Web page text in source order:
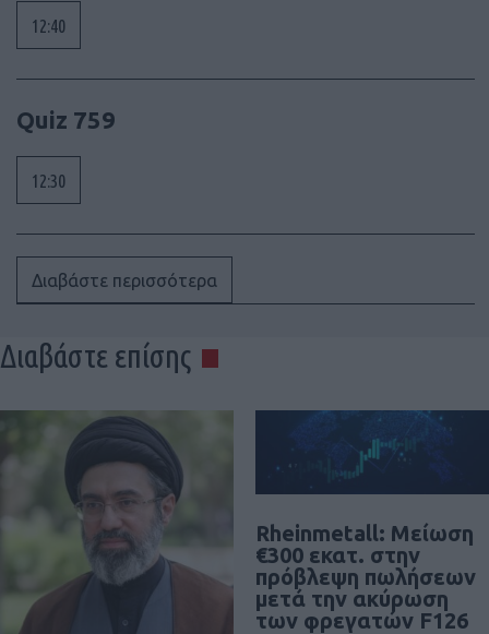
12:40
Quiz 759
12:30
Διαβάστε περισσότερα
Διαβάστε επίσης
Rheinmetall: Μείωση
€300 εκατ. στην
πρόβλεψη πωλήσεων
μετά την ακύρωση
των φρεγατών F126